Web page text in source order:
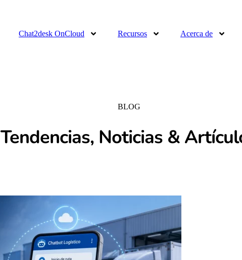
Chat2desk OnCloud Recursos
Acerca de
BLOG
Tendencias, Noticias &